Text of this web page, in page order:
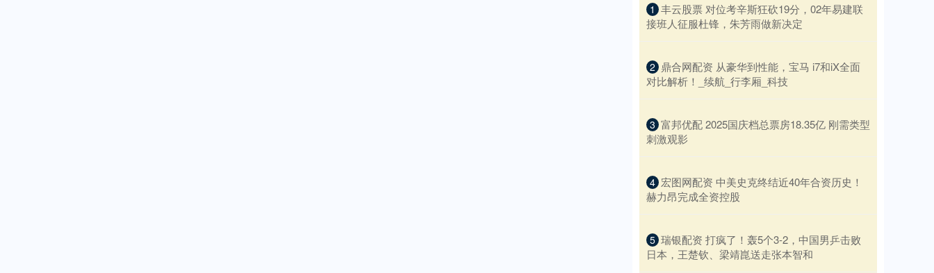
1 ​丰云股票 对位考辛斯狂砍19分，02年易建联
接班人征服杜锋，朱芳雨做新决定
2 ​鼎合网配资 从豪华到性能，宝马 i7和iX全面
对比解析！_续航_行李厢_科技
3 ​富邦优配 2025国庆档总票房18.35亿 刚需类型
刺激观影
4 ​宏图网配资 中美史克终结近40年合资历史！
赫力昂完成全资控股
5 ​瑞银配资 打疯了！轰5个3-2，中国男乒击败
日本，王楚钦、梁靖崑送走张本智和